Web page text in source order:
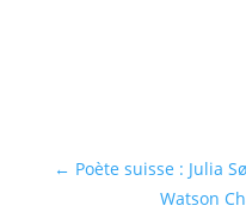
← Poète suisse : Julia
Watson